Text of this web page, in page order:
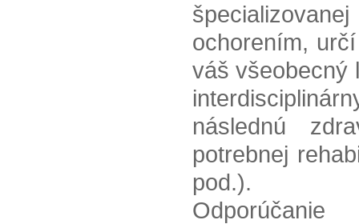
ochorením,
váš všeobecný
následnú
potrebnej
pod.).